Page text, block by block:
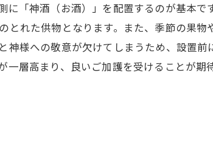
「神酒（お酒）」を配置するのが基本で
れた供物となります。また、季節の果物
様への敬意が欠けてしまうため、設置前
層高まり、良いご加護を受けることが期